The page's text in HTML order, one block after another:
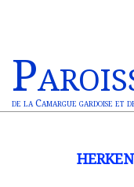
de la Camargue gardoise et